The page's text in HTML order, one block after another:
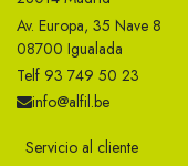
Av. Europa, 35 Nave 8
08700 Igualada
Telf 93 749 50 23
info@alfil.be
Servicio al cliente